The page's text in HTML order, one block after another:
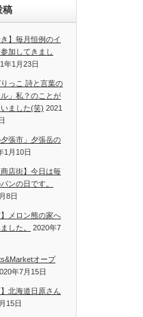
稿
き】毎月恒例のイ
加してきまし
年1月23日
りっこ 詩と言葉の
」私？のことが
ました(笑) 2021
夕張市」夕張岳の
1月10日
商店街】今日は毎
ンの日です。
8日
】メロン熊の家へ
した。
2020年7
オープ
年7月15日
】北海道日原さん
15日